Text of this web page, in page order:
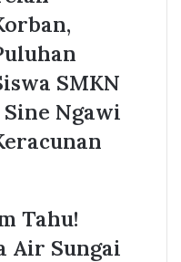
SMKN
Sine Ngawi
Tahu!
Air Sungai